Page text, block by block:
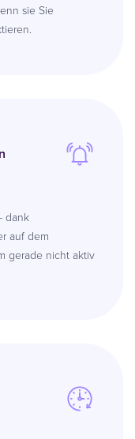
sie Sie
dank
auf dem
gerade nicht aktiv